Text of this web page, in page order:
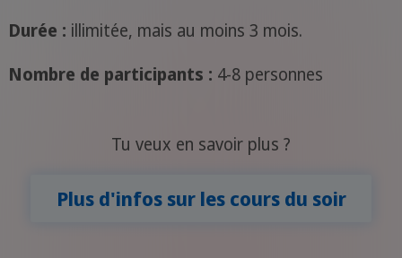
Durée : illimitée, mais au moins 3 mois.
Nombre de participants : 4-8 personnes
Tu veux en savoir plus ?
Plus d'infos sur les cours du soir